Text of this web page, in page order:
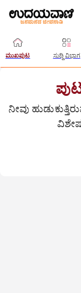
ಮುಖಪುಟ ಸುದ್ದಿ ವಿಭಾಗ
ನೀವು
ವಿಶೇಷ